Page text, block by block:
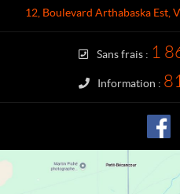
c
y
s
o
n
12, Boulevard Arthabaska Est,
Sans frais : 1
Information :